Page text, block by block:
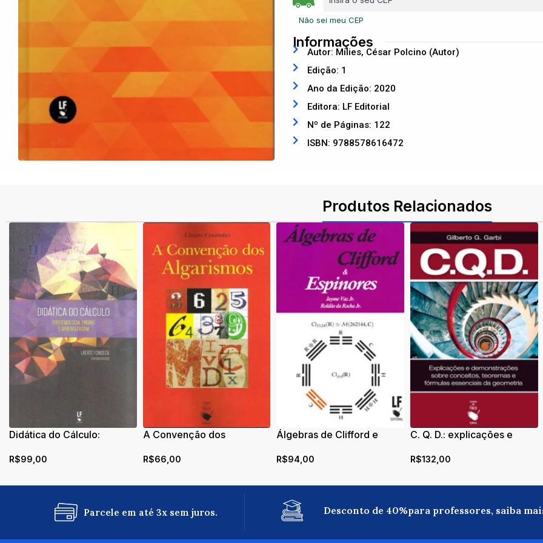
Não sei meu CEP
Informações
Autor: Milies, César Polcino (Autor)
Edição: 1
Ano da Edição: 2020
Editora: LF Editorial
Nº de Páginas: 122
ISBN: 9788578616472
Produtos Relacionados
Didática do Cálculo:
aprendizagem
R$99,00
A Convenção dos
R$66,00
Álgebras de Clifford e
R$94,00
C. Q. D.: explicações e
conceitos, teoremas e
geometria
R$132,00
Parcele em até 3x sem juros. Desconto de 40%para professores, saiba